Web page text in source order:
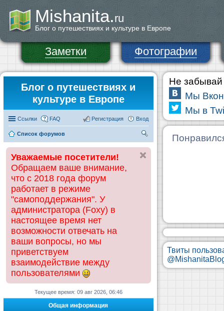
Mishanita.ru
Блог о путешествиях и культуре в Европе
Заметки Фотографии
Блог о путешествиях и
культуре в Европе
Ссылки FAQ Вход
Регистрация
Список форумов
ск
Уважаемые посетители!
Обращаем ваше внимание,
что с 2018 года форум
работает в режиме
"самоподдержания". У
администратора (Foxy) в
настоящее время нет
возможности отвечать на
ваши вопросы, но мы
приветствуем
взаимодействие между
пользователями
Текущее время: 09 авг 2026, 06:46
Общая информация
Не забывай
Мы
Мы в
Твиты